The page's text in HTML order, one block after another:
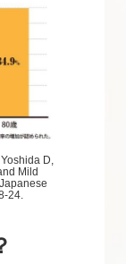
D,
Mild
24.